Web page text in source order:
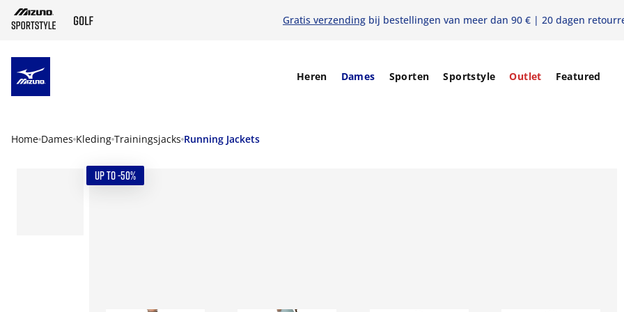
Gratis verzending bij bestellingen van meer dan 90 € | 20 dagen
Heren Dames Sporten Sportstyle Outlet Featured
Home Dames Kleding Trainingsjacks Running Jackets
UP TO -50%